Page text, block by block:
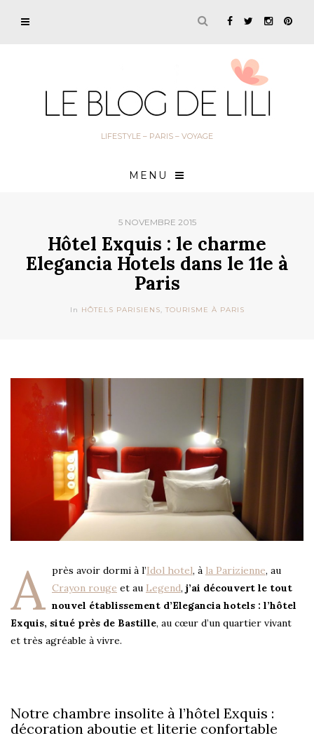
LIFESTYLE – PARIS – VOYAGE
MENU
5 NOVEMBRE 2015
Hôtel Exquis : le charme
Elegancia Hotels dans le 11e à
Paris
In HÔTELS PARISIENS, TOURISME À PARIS
A près avoir dormi à l’Idol hotel, à la Parizienne, au
Crayon rouge et au Legend, j’ai découvert le tout
nouvel établissement d’Elegancia hotels : l’hôtel
Exquis, situé près de Bastille, au cœur d’un quartier vivant
et très agréable à vivre.
Notre chambre insolite à l’hôtel Exquis :
décoration aboutie et literie confortable